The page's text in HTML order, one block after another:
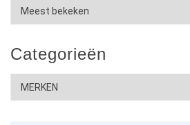
Categorieën